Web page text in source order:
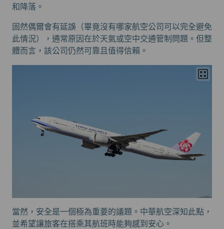
和降落。
固然偶爾會有延誤（畢竟沒有哪家航空公司可以完全避免
此情況），通常原因在於天氣或空中交通管制問題。但整
體而言，該公司仍然可靠且值得信賴。
當然，安全是一個極為重要的議題。中華航空深知此點，
並希望讓旅客在搭乘其航班時能夠感到安心。